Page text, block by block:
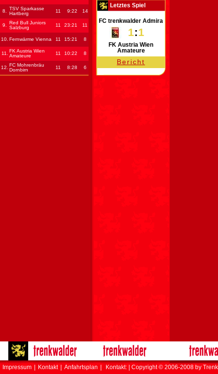
8.
TSV Sparkasse
Hartberg
11 9:22 14
9.
Red Bull Juniors
Salzburg
11 23:21 11
10. Fernwärme Vienna 11 15:21 8
11.
FK Austria Wien
Amateure
11 10:22 8
12. FC Mohrenbräu
Dornbirn
11 8:28 6
Letztes Spiel
FC trenkwalder Admira
1:1
FK Austria Wien
Amateure
Bericht
Impressum Kontakt Anfahrtsplan Kontakt: | Copyright © 2006-2008 by